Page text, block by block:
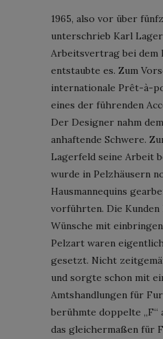
1965, also vor über
unterschrieb Karl
Arbeitsvertrag bei dem
entstaubte es. Zum
internationale Prêt-à-
eines der führenden
Der Designer nahm
anhaftende Schwere.
Lagerfeld seine Arbeit
wurde in Pelzhäusern
Hausmannequins
vorführten. Die Kunden
Wünsche mit
Pelzart waren
gesetzt. Nicht
und sorgte schon mit
Amtshandlungen für
berühmte doppelte „F“
das gleichermaßen für